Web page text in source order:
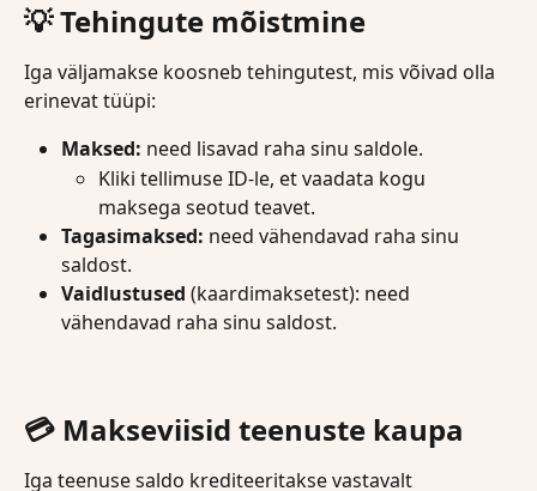
💡 Tehingute mõistmine
Iga väljamakse koosneb tehingutest, mis võivad olla
erinevat tüüpi:
Maksed: need lisavad raha sinu saldole.
Kliki tellimuse ID-le, et vaadata kogu
maksega seotud teavet.
Tagasimaksed: need vähendavad raha sinu
saldost.
Vaidlustused (kaardimaksetest): need
vähendavad raha sinu saldost.
💳 Makseviisid teenuste kaupa
Iga teenuse saldo krediteeritakse vastavalt